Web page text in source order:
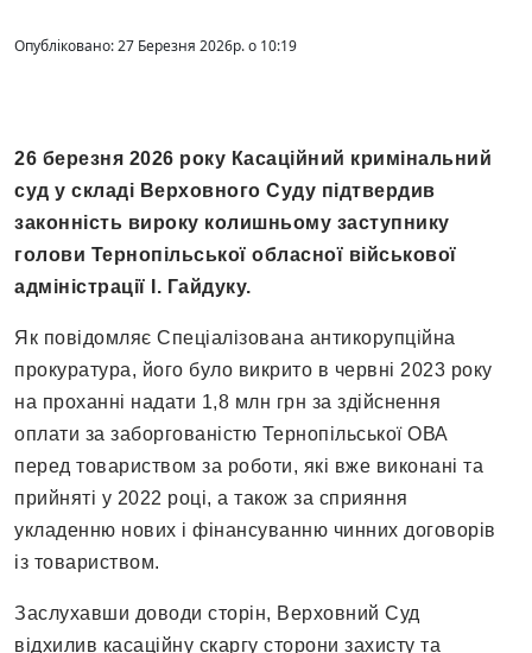
Опубліковано: 27 Березня 2026р. о 10:19
26 березня 2026 року Касаційний кримінальний
суд у складі Верховного Суду підтвердив
законність вироку колишньому заступнику
голови Тернопільської обласної військової
адміністрації І. Гайдуку.
Як повідомляє Спеціалізована антикорупційна
прокуратура, його було викрито в червні 2023 року
на проханні надати 1,8 млн грн за здійснення
оплати за заборгованістю Тернопільської ОВА
перед товариством за роботи, які вже виконані та
прийняті у 2022 році, а також за сприяння
укладенню нових і фінансуванню чинних договорів
із товариством.
Заслухавши доводи сторін, Верховний Суд
відхилив касаційну скаргу сторони захисту та